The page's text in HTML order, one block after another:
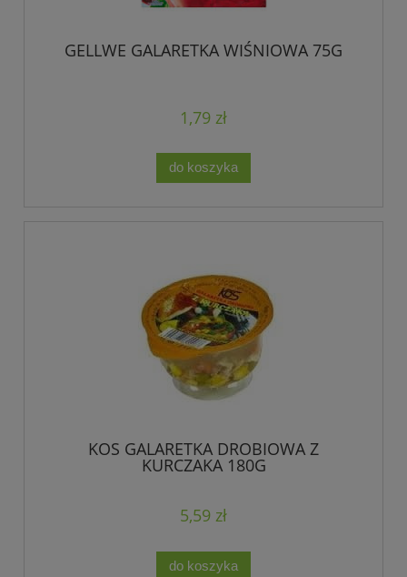
GELLWE GALARETKA WIŚNIOWA 75G
1,79 zł
do koszyka
KOS GALARETKA DROBIOWA Z
KURCZAKA 180G
5,59 zł
do koszyka